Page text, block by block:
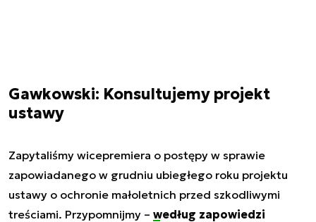
Gawkowski: Konsultujemy projekt
ustawy
Zapytaliśmy wicepremiera o postępy w sprawie
zapowiadanego w grudniu ubiegłego roku projektu
ustawy o ochronie małoletnich przed szkodliwymi
treściami. Przypomnijmy – według zapowiedzi